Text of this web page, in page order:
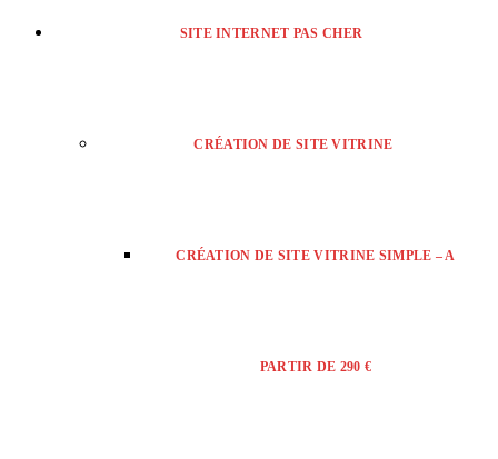
SITE INTERNET PAS CHER
CRÉATION DE SITE VITRINE
CRÉATION DE SITE VITRINE SIMPLE – A
PARTIR DE 290 €